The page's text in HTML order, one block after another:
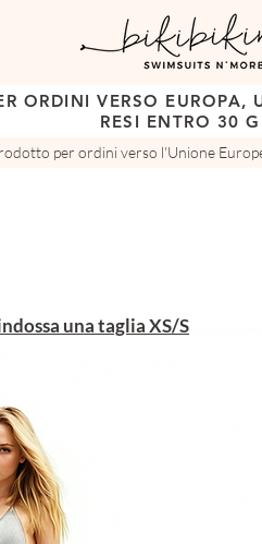
ORDINI VERSO
RESI ENTRO 30
per ordini verso l'Unione
una taglia XS/S